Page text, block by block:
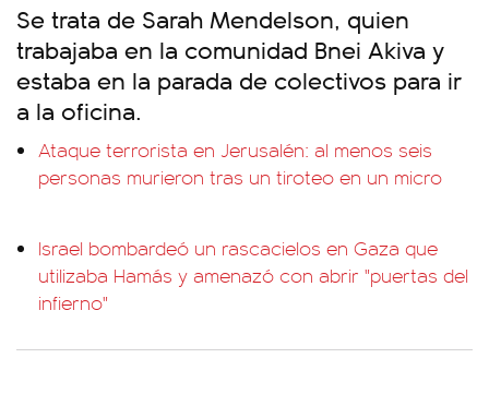
Se trata de Sarah Mendelson, quien
trabajaba en la comunidad Bnei Akiva y
estaba en la parada de colectivos para ir
a la oficina.
Ataque terrorista en Jerusalén: al menos seis
personas murieron tras un tiroteo en un micro
Israel bombardeó un rascacielos en Gaza que
utilizaba Hamás y amenazó con abrir "puertas del
infierno"